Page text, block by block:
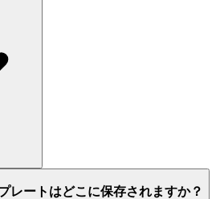
レートはどこに保存されますか？